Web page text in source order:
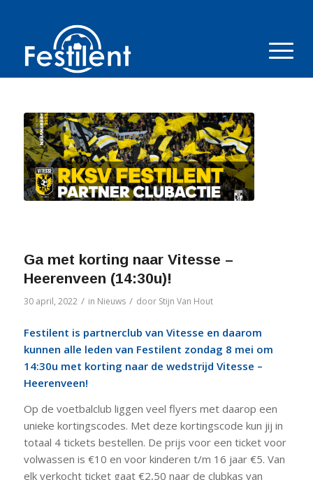
Ga met korting naar Vitesse –
Heerenveen (14:30u)!
30 april, 2022 / in Nieuws / door Stijn Van Hout
Festilent is partnerclub van Vitesse en daarom
kunnen alle leden van Festilent zondag 8 mei om
14:30u met korting naar de wedstrijd Vitesse –
Heerenveen!
Op de voetbalclub liggen veel flyers met daarop een
unieke kortingscodes. Met deze kortingscode kun jij in
totaal 4 tickets bestellen. De prijs voor een ticket voor
volwassen is €10 en voor kinderen t/m 16 jaar €5. Van
elk verkocht ticket gaat €2,50 naar de clubkas van